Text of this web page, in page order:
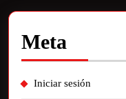
Meta
Iniciar sesión